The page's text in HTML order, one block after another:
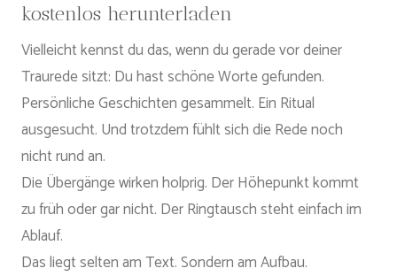
kostenlos herunterladen
Vielleicht kennst du das, wenn du gerade vor deiner
Traurede sitzt: Du hast schöne Worte gefunden.
Persönliche Geschichten gesammelt. Ein Ritual
ausgesucht. Und trotzdem fühlt sich die Rede noch
nicht rund an.
Die Übergänge wirken holprig. Der Höhepunkt kommt
zu früh oder gar nicht. Der Ringtausch steht einfach im
Ablauf.
Das liegt selten am Text. Sondern am Aufbau.